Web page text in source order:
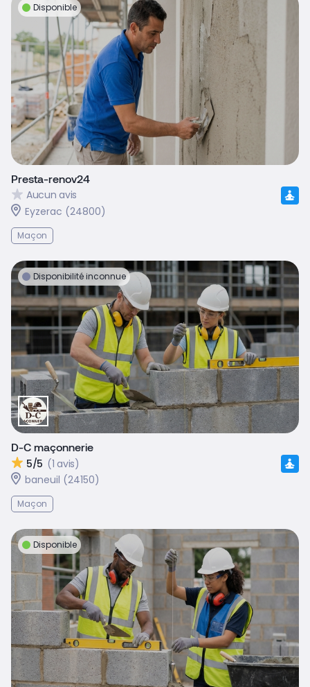
Disponible
Presta-renov24
Aucun avis
Eyzerac (24800)
Maçon
Disponibilité inconnue
D-C maçonnerie
5/5 (1 avis)
baneuil (24150)
Maçon
Disponible